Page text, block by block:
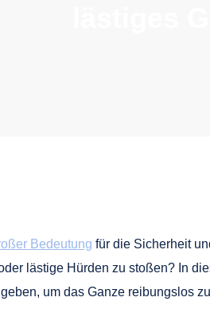
Bedeutung für die Sicherheit
lästige Hürden zu stoßen? In
um das Ganze reibungslos